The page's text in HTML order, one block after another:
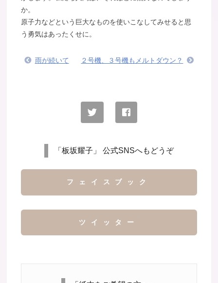
か。
原子力などという巨大なものを使いこなしてみせると思
う勇気はあったくせに。
雨が続いて ２号機、３号機もメルトダウン？
「板坂耀子」 公式SNSへもどうぞ
フェイスブック
ツイッター